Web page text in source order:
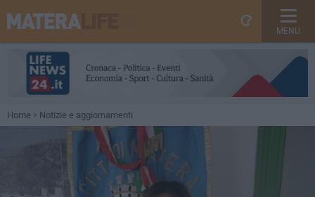
MENU
Home Notizie e aggiornamenti